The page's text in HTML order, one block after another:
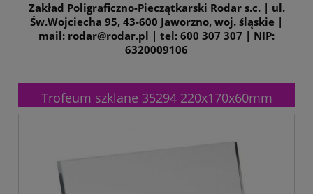
Zakład Poligraficzno-Pieczątkarski Rodar s.c. | ul.
Św.Wojciecha 95, 43-600 Jaworzno, woj. śląskie |
mail: rodar@rodar.pl | tel: 600 307 307 | NIP:
6320009106
Trofeum szklane 35294 220x170x60mm